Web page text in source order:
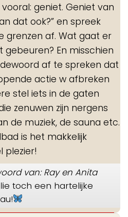
geniet. Geniet van
dat ook?” en spreek
grenzen af. Wat gaat er
En misschien
af te spreken dat
actie w afbreken
stel iets in de gaten
zenuwen zijn nergens
de muziek, de sauna etc.
is het makkelijk
plezier!
van: Ray en Anita
toch een hartelijke